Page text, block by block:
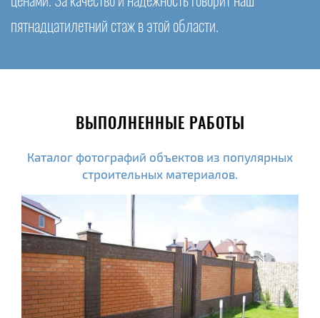
пятнадцатилетний стаж в этой области.
ВЫПОЛНЕННЫЕ РАБОТЫ
Каталог фотографий объектов из популярных
строительных материалов.